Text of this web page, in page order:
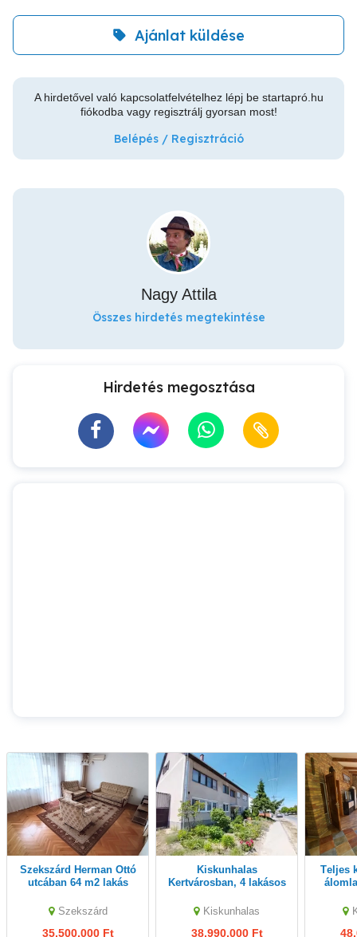
Ajánlat küldése
A hirdetővel való kapcsolatfelvételhez lépj be startapró.hu
fiókodba vagy regisztrálj gyorsan most!
Belépés / Regisztráció
Nagy Attila
Összes hirdetés megtekintése
Hirdetés megosztása
Szekszárd Herman Ottó
utcában 64 m2 lakás
Szekszárd
35,500,000 Ft
Kiskunhalas
Kertvárosban, 4 lakásos
szobás lakás eladó!
Kiskunhalas
38,990,000 Ft
Teljes körűen felújított